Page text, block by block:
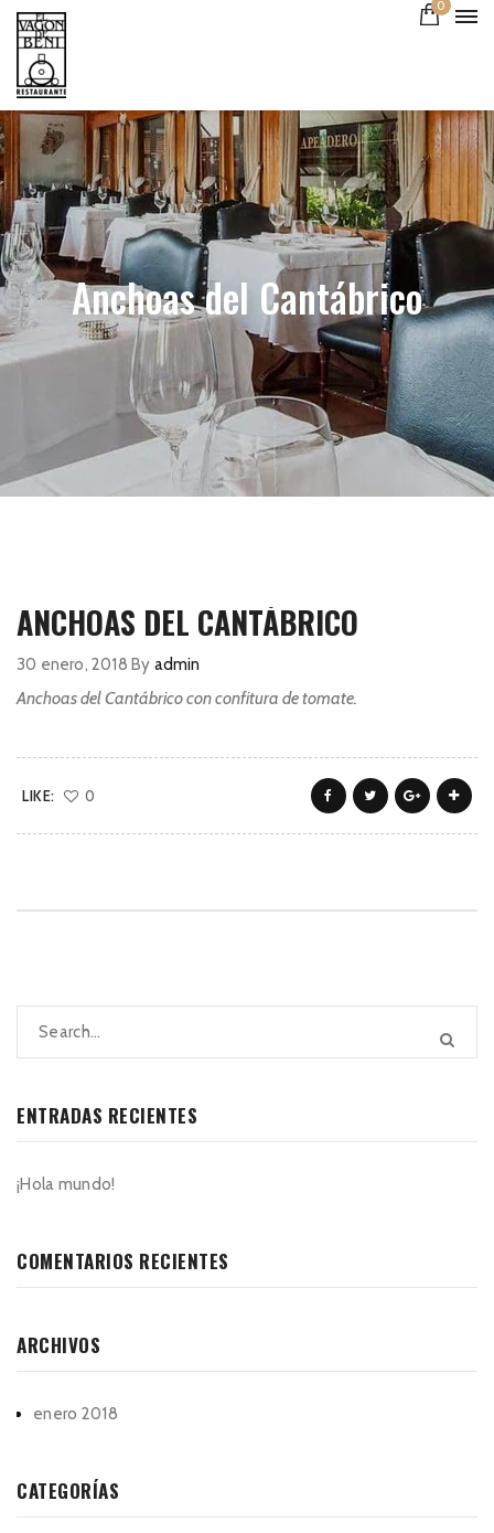
0
Anchoas del Cantábrico
ANCHOAS DEL CANTÁBRICO
30 enero, 2018 By admin
Anchoas del Cantábrico con confitura de tomate.
LIKE: 0
ENTRADAS RECIENTES
¡Hola mundo!
COMENTARIOS RECIENTES
ARCHIVOS
enero 2018
CATEGORÍAS